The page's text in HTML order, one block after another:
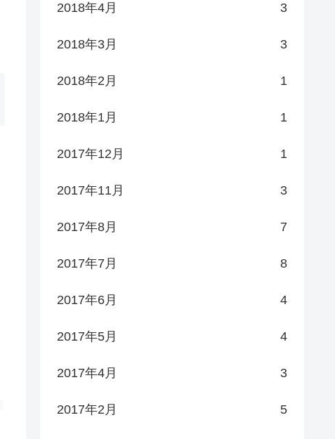
2018年4月 3
2018年3月 3
2018年2月 1
2018年1月 1
2017年12月 1
2017年11月 3
2017年8月 7
2017年7月 8
2017年6月 4
2017年5月 4
2017年4月 3
2017年2月 5